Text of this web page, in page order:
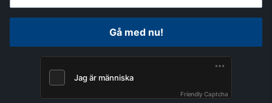
Gå med nu!
Friendly Captcha